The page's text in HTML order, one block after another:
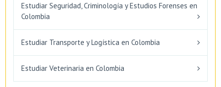
Estudiar Seguridad, Criminología y Estudios Forenses en
Colombia
Estudiar Transporte y Logística en Colombia
Estudiar Veterinaria en Colombia